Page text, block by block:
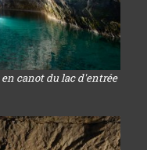
en canot du lac d'entrée